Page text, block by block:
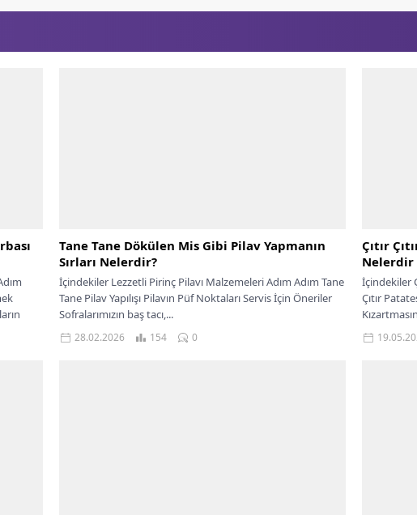
Tane Tane Dökülen Mis Gibi Pilav Yapmanın
Sırları Nelerdir?
İçindekiler Lezzetli Pirinç Pilavı Malzemeleri Adım Adım Tane
Tane Pilav Yapılışı Pilavın Püf Noktaları Servis İçin Öneriler
Sofralarımızın baş tacı,...
28.02.2026 154 0
Çıtır
Nelerdir
İçindekiler
Çıtır
Servis...